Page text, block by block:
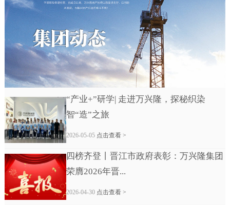
“产业+”研学| 走进万兴隆，探秘织染
智“造”之旅
2026-05-05 点击查看 >
四榜齐登丨晋江市政府表彰：万兴隆集团
荣膺2026年晋...
2026-04-30 点击查看 >